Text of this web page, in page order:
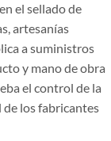
el sellado de
artesanías
a suministros
y mano de obra
el control de la
de los fabricantes